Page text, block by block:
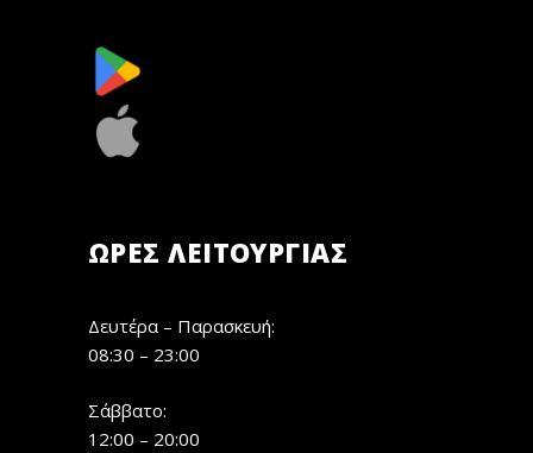
ΏΡΕΣ ΛΕΙΤΟΥΡΓΊΑΣ
Δευτέρα – Παρασκευή:
08:30 – 23:00
Σάββατο:
12:00 – 20:00